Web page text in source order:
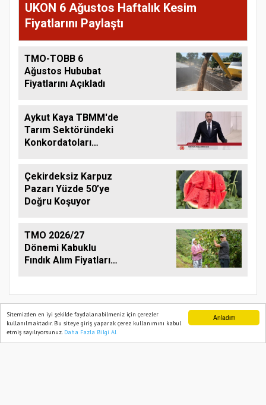
Anladım
Sitemizden en iyi şekilde faydalanabilmeniz için çerezler
kullanılmaktadır. Bu siteye giriş yaparak çerez kullanımını kabul
etmiş sayılıyorsunuz. Daha Fazla Bilgi Al
UKON 6 Ağustos Haftalık Kesim
Fiyatlarını Paylaştı
TMO-TOBB 6
Ağustos Hububat
Fiyatlarını Açıkladı
Aykut Kaya TBMM'de
Tarım Sektöründeki
Konkordatoları
Çekirdeksiz Karpuz
Pazarı Yüzde 50’ye
Doğru Koşuyor
TMO 2026/27
Dönemi Kabuklu
Fındık Alım Fiyatlarını
TARIM PUSULASI
Ana Sayfa Web TV